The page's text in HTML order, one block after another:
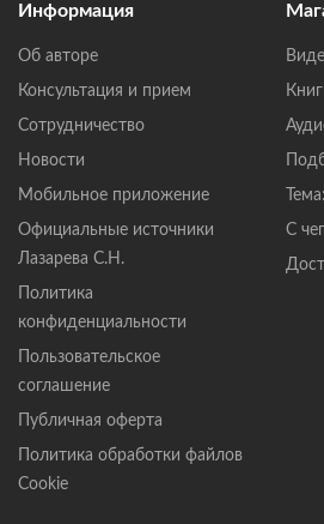
Информация
Об авторе
Консультация и прием
Сотрудничество
Новости
Мобильное приложение
Официальные источники
Лазарева С.Н.
Политика
конфиденциальности
Пользовательское
соглашение
Публичная оферта
Политика обработки файлов
Cookie
С